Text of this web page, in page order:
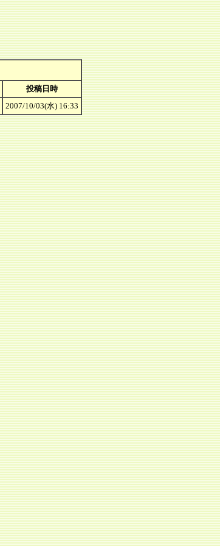
投稿日時
2007/10/03(水) 16:33